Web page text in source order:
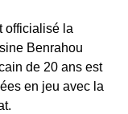
officialisé la
Benrahou
de 20 ans est
en jeu avec la